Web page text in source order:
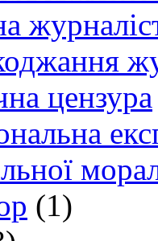
цензура
(1)